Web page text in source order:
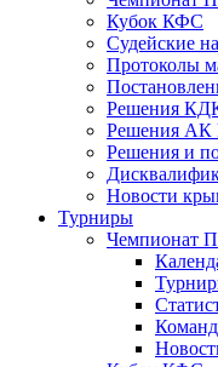
Кубок КФС
Судейские
Протоколы
Решения
Решения
Решения и
Новости
Турниры
Чемпионат